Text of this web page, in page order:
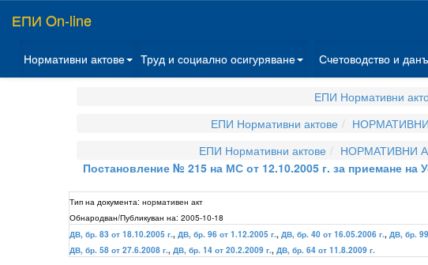
ЕПИ On-line
Нормативни актове Труд и социално осигуряване Счетоводство и
ЕПИ Нормативни
ЕПИ Нормативни актове
ЕПИ Нормативни актове
НОРМАТИВНИ
Постановление № 215 на МС от 12.10.2005 г. за приемане
Тип на документа: нормативен акт
Обнародван/Публикуван на: 2005-10-18
ДВ, бр. 83 от 18.10.2005 г., ДВ, бр. 96 от 1.12.2005 г., ДВ, бр. 40 от 16.05.2006 г., ДВ, бр.
ДВ, бр. 58 от 27.6.2008 г., ДВ, бр. 14 от 20.2.2009 г., ДВ, бр. 64 от 11.8.2009 г.